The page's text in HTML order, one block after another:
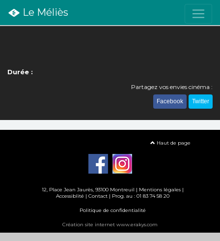
Le Méliès
Durée :
Partagez vos envies cinéma :
Facebook Twitter
Haut de page
12, Place Jean Jaurès, 93100 Montreuil | Mentions légales|
Accessiblité | Contact| Prog. au : 01 83 74 58 20
Politique de confidentialité
Création site internet www.erakys.com